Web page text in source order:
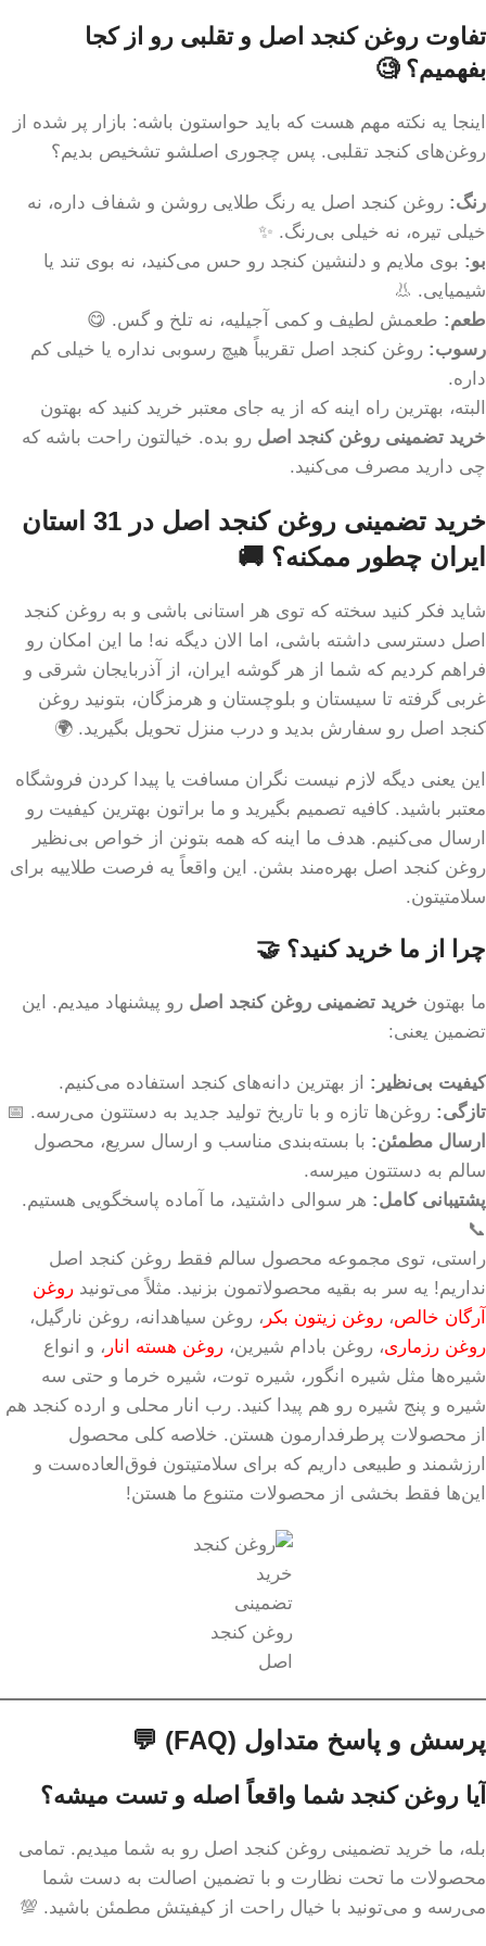
تفاوت روغن کنجد اصل و تقلبی رو از کجا
بفهمیم؟ 🧐
اینجا یه نکته مهم هست که باید حواستون باشه: بازار پر شده از
روغن‌های کنجد تقلبی. پس چجوری اصلشو تشخیص بدیم؟
رنگ: روغن کنجد اصل یه رنگ طلایی روشن و شفاف داره، نه
خیلی تیره، نه خیلی بی‌رنگ. ✨
بو: بوی ملایم و دلنشین کنجد رو حس می‌کنید، نه بوی تند یا
شیمیایی. 👃
طعم: طعمش لطیف و کمی آجیلیه، نه تلخ و گس. 😋
رسوب: روغن کنجد اصل تقریباً هیچ رسوبی نداره یا خیلی کم
داره.
البته، بهترین راه اینه که از یه جای معتبر خرید کنید که بهتون
خرید تضمینی روغن کنجد اصل رو بده. خیالتون راحت باشه که
چی دارید مصرف می‌کنید.
خرید تضمینی روغن کنجد اصل در 31 استان
ایران چطور ممکنه؟ 🚚
شاید فکر کنید سخته که توی هر استانی باشی و به روغن کنجد
اصل دسترسی داشته باشی، اما الان دیگه نه! ما این امکان رو
فراهم کردیم که شما از هر گوشه ایران، از آذربایجان شرقی و
غربی گرفته تا سیستان و بلوچستان و هرمزگان، بتونید روغن
کنجد اصل رو سفارش بدید و درب منزل تحویل بگیرید. 🌍
این یعنی دیگه لازم نیست نگران مسافت یا پیدا کردن فروشگاه
معتبر باشید. کافیه تصمیم بگیرید و ما براتون بهترین کیفیت رو
ارسال می‌کنیم. هدف ما اینه که همه بتونن از خواص بی‌نظیر
روغن کنجد اصل بهره‌مند بشن. این واقعاً یه فرصت طلاییه برای
سلامتیتون.
چرا از ما خرید کنید؟ 🤝
ما بهتون خرید تضمینی روغن کنجد اصل رو پیشنهاد میدیم. این
تضمین یعنی:
کیفیت بی‌نظیر: از بهترین دانه‌های کنجد استفاده می‌کنیم.
تازگی: روغن‌ها تازه و با تاریخ تولید جدید به دستتون می‌رسه. 📅
ارسال مطمئن: با بسته‌بندی مناسب و ارسال سریع، محصول
سالم به دستتون میرسه.
پشتیبانی کامل: هر سوالی داشتید، ما آماده پاسخگویی هستیم.
📞
راستی، توی مجموعه محصول سالم فقط روغن کنجد اصل
نداریم! یه سر به بقیه محصولاتمون بزنید. مثلاً می‌تونید روغن
آرگان خالص، روغن زیتون بکر ، روغن سیاهدانه، روغن نارگیل،
روغن رزماری، روغن بادام شیرین، روغن هسته انار ، و انواع
شیره‌ها مثل شیره انگور، شیره توت، شیره خرما و حتی سه
شیره و پنج شیره رو هم پیدا کنید. رب انار محلی و ارده کنجد هم
از محصولات پرطرفدارمون هستن. خلاصه کلی محصول
ارزشمند و طبیعی داریم که برای سلامتیتون فوق‌العاده‌ست و
این‌ها فقط بخشی از محصولات متنوع ما هستن!
خرید
تضمینی
روغن کنجد
اصل
پرسش و پاسخ متداول (FAQ) 💬
آیا روغن کنجد شما واقعاً اصله و تست میشه؟
بله، ما خرید تضمینی روغن کنجد اصل رو به شما میدیم. تمامی
محصولات ما تحت نظارت و با تضمین اصالت به دست شما
می‌رسه و می‌تونید با خیال راحت از کیفیتش مطمئن باشید. 💯